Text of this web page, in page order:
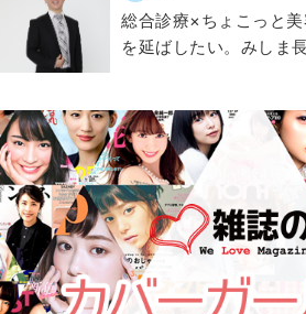
総合診療×ちょこっと
を延ばしたい。みしま